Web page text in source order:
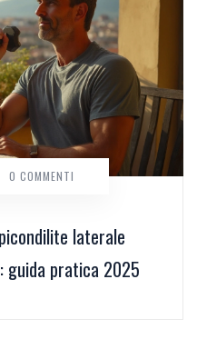
laterale
guida pratica 2025
0 COMMENTI